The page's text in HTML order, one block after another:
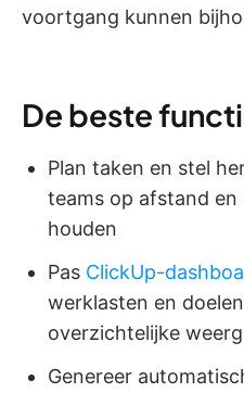
voortgang kunnen
De beste
Plan taken en stel
teams op afstand
houden
Pas ClickUp-
werklasten en
overzichtelijke
Genereer